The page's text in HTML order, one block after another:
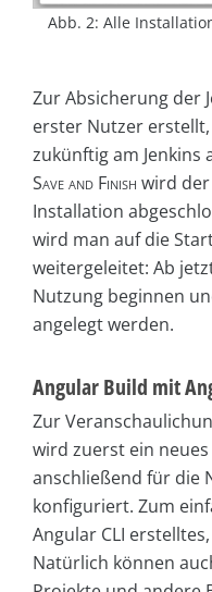
Abb. 2: Alle
Zur Absicherung der
erster Nutzer
zukünftig am Jenkins
Save and Finish wird
Installation
wird man auf die
weitergeleitet: Ab
Nutzung beginnen
angelegt werden.
Angular Build mit
Zur
wird zuerst ein
anschließend für die
konfiguriert. Zum
Angular CLI
Natürlich können